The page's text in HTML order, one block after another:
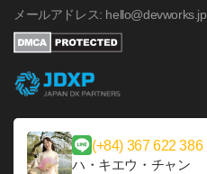
メールアドレス: hello@devworks.jp
(+84) 367 622 386
ハ・キエウ・チャン